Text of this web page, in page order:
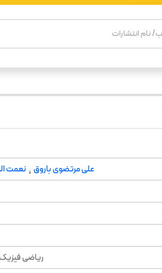
علی مرتضوی باروق ، نعمت
ریاضی